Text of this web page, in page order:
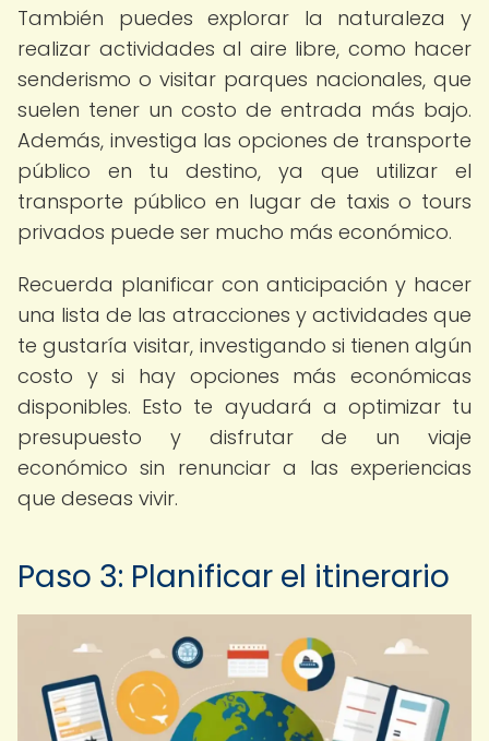
También puedes explorar la naturaleza y
realizar actividades al aire libre, como hacer
senderismo o visitar parques nacionales, que
suelen tener un costo de entrada más bajo.
Además, investiga las opciones de transporte
público en tu destino, ya que utilizar el
transporte público en lugar de taxis o tours
privados puede ser mucho más económico.
Recuerda planificar con anticipación y hacer
una lista de las atracciones y actividades que
te gustaría visitar, investigando si tienen algún
costo y si hay opciones más económicas
disponibles. Esto te ayudará a optimizar tu
presupuesto y disfrutar de un viaje
económico sin renunciar a las experiencias
que deseas vivir.
Paso 3: Planificar el itinerario